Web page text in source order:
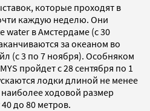
которые проходят в
каждую неделю. Они
water в Амстердаме (с 30
за океаном во
(с 3 по 7 ноября). Особняком
пройдет с 28 сентября по 1
лодки длиной не менее
ходовой размер
до 80 метров.